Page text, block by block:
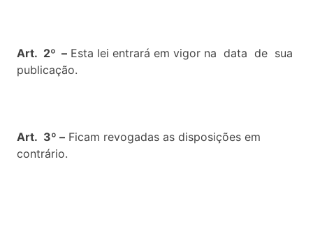
Art. 2º – Esta lei entrará em vigor na data de sua
publicação.
Art. 3º – Ficam revogadas as disposições em
contrário.